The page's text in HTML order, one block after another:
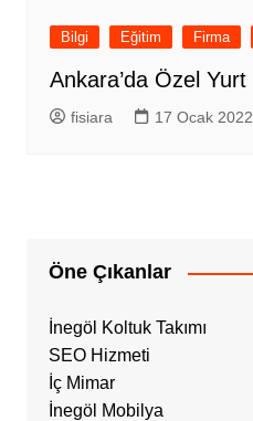
Bilgi Eğitim Firma
Ankara’da Özel Yurt
fisiara 17 Ocak 2022
Öne Çıkanlar
İnegöl Koltuk Takımı
SEO Hizmeti
İç Mimar
İnegöl Mobilya